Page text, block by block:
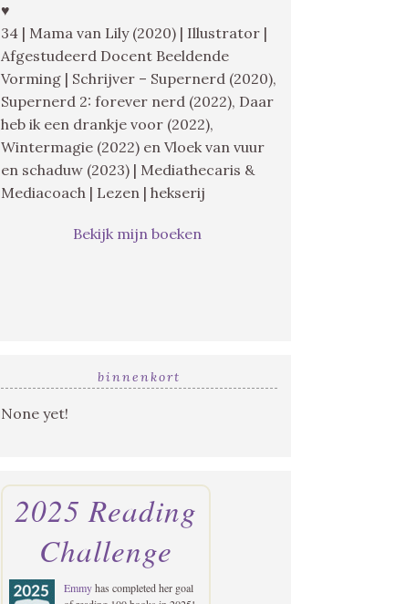
♥
34 | Mama van Lily (2020) | Illustrator |
Afgestudeerd Docent Beeldende
Vorming | Schrijver – Supernerd (2020),
Supernerd 2: forever nerd (2022), Daar
heb ik een drankje voor (2022),
Wintermagie (2022) en Vloek van vuur
en schaduw (2023) | Mediathecaris &
Mediacoach | Lezen | hekserij
Bekijk mijn boeken
binnenkort
None yet!
2025 Reading
Challenge
Emmyhas completed her goal